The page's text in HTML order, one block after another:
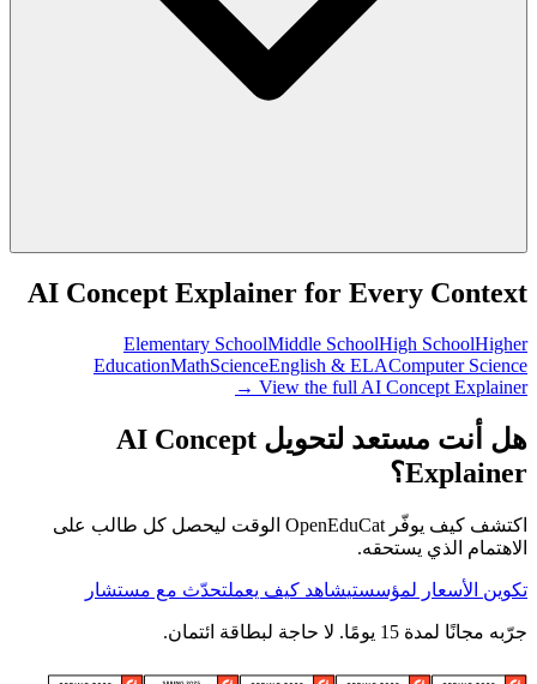
AI Concept Explainer for Every Context
Elementary SchoolMiddle SchoolHigh SchoolHigher
EducationMathScienceEnglish & ELAComputer Science
View the full AI Concept Explainer →
هل أنت مستعد لتحويل AI Concept
Explainer؟
اكتشف كيف يوفّر OpenEduCat الوقت ليحصل كل طالب على
الاهتمام الذي يستحقه.
تكوين الأسعار لمؤسستيشاهد كيف يعملتحدّث مع مستشار
جرّبه مجانًا لمدة 15 يومًا. لا حاجة لبطاقة ائتمان.